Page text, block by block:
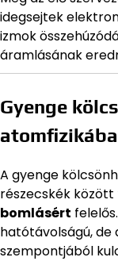
idegsejtek
izmok
áramlásának
Gyenge
A gyenge
részecskék
bomlásért
hatótávolságú, de
szempontjából